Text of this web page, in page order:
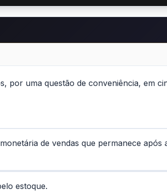
por uma questão de conveniência, em
de vendas que permanece
estoque.